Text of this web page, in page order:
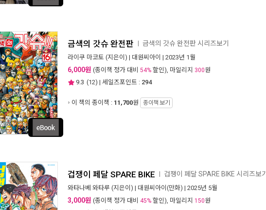
금색의 갓슈 완전판 금색의 갓슈 완전판 시리즈보기
라이쿠 마코토 (지은이) | 대원씨아이 | 2023년 1월
6,000원 (종이책 정가 대비 54% 할인), 마일리지 300원
9.3 (12) | 세일즈포인트 : 294
이 책의 종이책 : 11,700원 종이책 보기
겁쟁이 페달 SPARE BIKE 겁쟁이 페달 SPARE BIKE 시리즈보기
와타나베 와타루 (지은이) | 대원씨아이(만화) | 2025년 5월
3,000원 (종이책 정가 대비 45% 할인), 마일리지 150원